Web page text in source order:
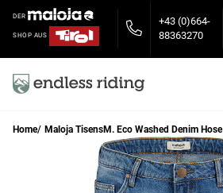
DER
SHOP AUS
+43 (0)664-
88363270
Home Maloja TisensM. Eco Washed Denim Hose